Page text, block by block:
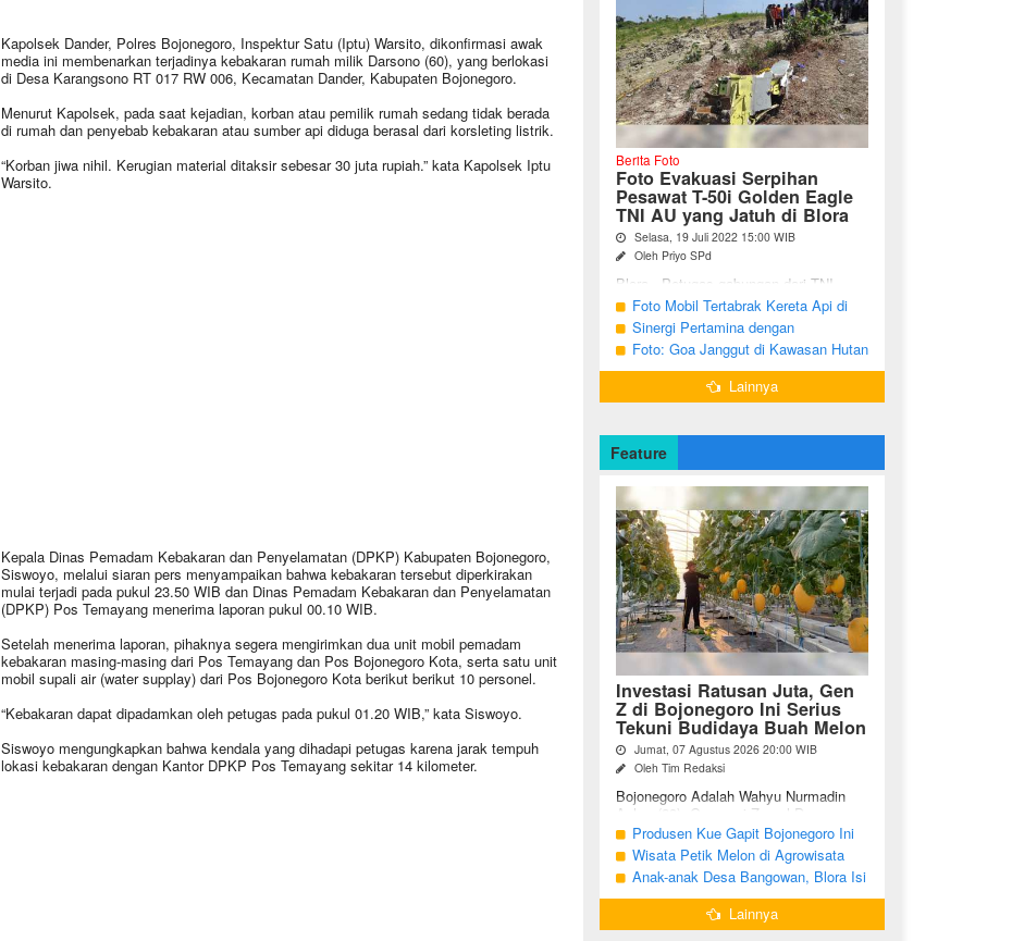
Kapolsek Dander, Polres Bojonegoro, Inspektur Satu (Iptu) Warsito, dikonfirmasi awak
media ini membenarkan terjadinya kebakaran rumah milik Darsono (60), yang berlokasi
di Desa Karangsono RT 017 RW 006, Kecamatan Dander, Kabupaten Bojonegoro.
Menurut Kapolsek, pada saat kejadian, korban atau pemilik rumah sedang tidak berada
di rumah dan penyebab kebakaran atau sumber api diduga berasal dari korsleting listrik.
“Korban jiwa nihil. Kerugian material ditaksir sebesar 30 juta rupiah.” kata Kapolsek Iptu
Warsito.
Kepala Dinas Pemadam Kebakaran dan Penyelamatan (DPKP) Kabupaten Bojonegoro,
Siswoyo, melalui siaran pers menyampaikan bahwa kebakaran tersebut diperkirakan
mulai terjadi pada pukul 23.50 WIB dan Dinas Pemadam Kebakaran dan Penyelamatan
(DPKP) Pos Temayang menerima laporan pukul 00.10 WIB.
Setelah menerima laporan, pihaknya segera mengirimkan dua unit mobil pemadam
kebakaran masing-masing dari Pos Temayang dan Pos Bojonegoro Kota, serta satu unit
mobil supali air (water supplay) dari Pos Bojonegoro Kota berikut berikut 10 personel.
“Kebakaran dapat dipadamkan oleh petugas pada pukul 01.20 WIB,” kata Siswoyo.
Siswoyo mengungkapkan bahwa kendala yang dihadapi petugas karena jarak tempuh
lokasi kebakaran dengan Kantor DPKP Pos Temayang sekitar 14 kilometer.
Berita Foto
Foto Evakuasi Serpihan
Pesawat T-50i Golden Eagle
TNI AU yang Jatuh di Blora
Selasa, 19 Juli 2022 15:00 WIB
Oleh Priyo SPd
Blora - Petugas gabungan dari TNI,
Polri, BPBD dan warga sekitar terus
melakukan pencarian terhadap serpihan
pesawat tempur T-50i Golden ...
Foto Mobil Tertabrak Kereta Api di
Kalitidu, Bojonegoro
Sinergi Pertamina dengan
Masyarakat Desa
Foto: Goa Janggut di Kawasan Hutan
Ngorogunung, Bubulan, Bojonegoro
Lainnya
Feature
Investasi Ratusan Juta, Gen
Z di Bojonegoro Ini Serius
Tekuni Budidaya Buah Melon
Jumat, 07 Agustus 2026 20:00 WIB
Oleh Tim Redaksi
Bojonegoro Adalah Wahyu Nurmadin
Azhar (23), Generasi Z asal Desa
Sumodikaran RT 004 RW 002,
Kecamatan Dander, Kabupaten
Bojonegoro, Jawa ...
Produsen Kue Gapit Bojonegoro Ini
Banjir Pesanan Hingga Puluhan Juta
di Bulan Ramadan
Wisata Petik Melon di Agrowisata
Girli Farm Blora, Tak Sampai 5 Hari
Sudah Ludes Terjual
Anak-anak Desa Bangowan, Blora Isi
Waktu Jelang Buka Puasa dengan
Latihan GamelanLainnya